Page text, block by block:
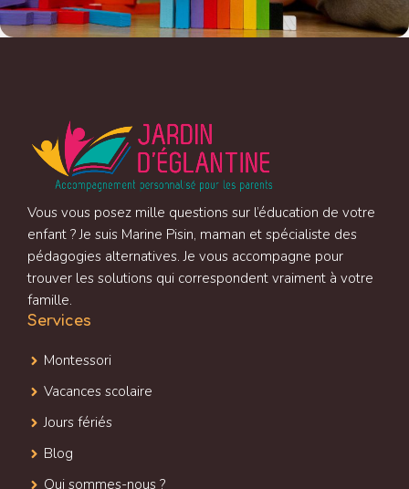
Vous vous posez mille questions sur l’éducation de votre
enfant ? Je suis Marine Pisin, maman et spécialiste des
pédagogies alternatives. Je vous accompagne pour
trouver les solutions qui correspondent vraiment à votre
famille.
Services
Montessori
Vacances scolaire
Jours fériés
Blog
Qui sommes-nous ?